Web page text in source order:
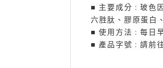
■ 主要成分 : 玻色
六胜肽、膠原蛋白
■ 使用方法 : 每日
■ 產品字號 : 請前